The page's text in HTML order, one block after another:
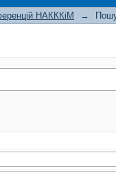
НАКККіМ →